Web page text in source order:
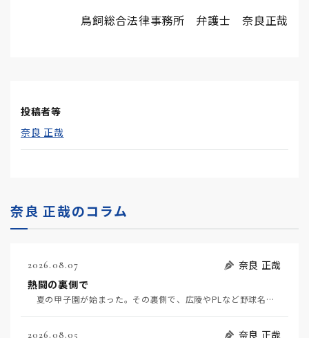
鳥飼総合法律事務所 弁護士 奈良正哉
投稿者等
奈良 正哉
奈良 正哉のコラム
2026.08.07
奈良 正哉
熱闘の裏側で
夏の甲子園が始まった。その裏側で、広陵やPLなど野球名門校（だった）の不祥事のその後について、「熱…
2026.08.05
奈良 正哉